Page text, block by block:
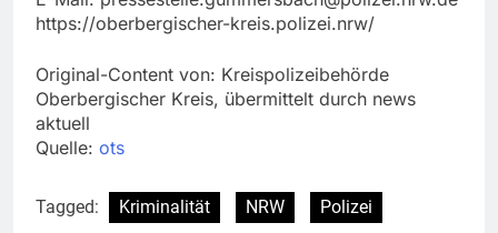
https://oberbergischer-kreis.polizei.nrw/
Original-Content von: Kreispolizeibehörde
Oberbergischer Kreis, übermittelt durch news
aktuell
Quelle: ots
Tagged: Kriminalität NRW Polizei